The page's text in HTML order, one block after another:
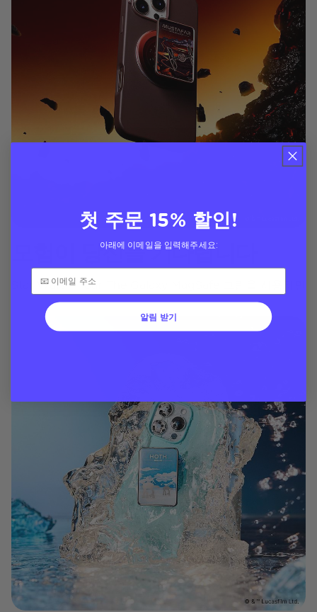
모험이 당신을 기다립니다
Star Wars™ Tour The Galaxy MagSafe 그립을 사용하면
첫 주문 15% 할인!
아래에 이메일을 입력해주세요:
알림 받기